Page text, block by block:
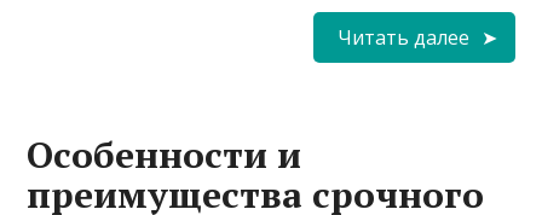
Читать далее
Особенности и
преимущества срочного